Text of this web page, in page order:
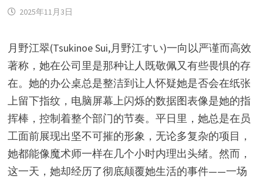
2025年11月3日
月野江翠(Tsukinoe Sui,月野江すい)一向以严谨而高效
著称，她在公司里是那种让人既敬佩又有些畏惧的存
在。她的办公桌总是整洁到让人怀疑她是否会在纸张
上留下指纹，电脑屏幕上闪烁的数据图表像是她的指
挥棒，控制着整个部门的节奏。平日里，她总是在员
工面前展现出坚不可摧的形象，无论多复杂的项目，
她都能像魔术师一样在几个小时内理出头绪。然而，
这一天，她却经历了彻底颠覆她生活的事件——一场